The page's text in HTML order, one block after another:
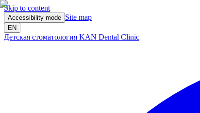
Skip to content
Accessibility mode Site map
EN
Детская стоматология KAN Dental Clinic